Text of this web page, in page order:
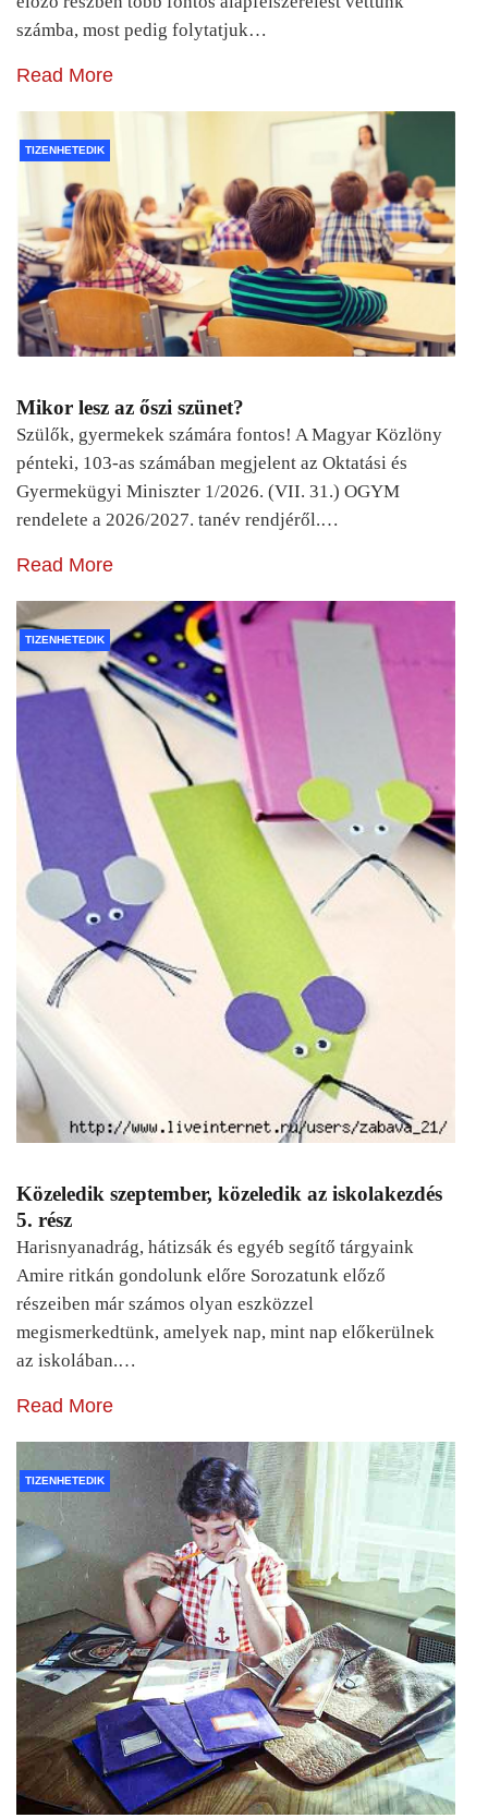
számba, most pedig folytatjuk…
Read More
TIZENHETEDIK
Mikor lesz az őszi szünet?
Szülők, gyermekek számára fontos! A Magyar Közlöny
pénteki, 103-as számában megjelent az Oktatási és
Gyermekügyi Miniszter 1/2026. (VII. 31.) OGYM
rendelete a 2026/2027. tanév rendjéről.…
Read More
TIZENHETEDIK
Közeledik szeptember, közeledik az iskolakezdés
5. rész
Harisnyanadrág, hátizsák és egyéb segítő tárgyaink
Amire ritkán gondolunk előre Sorozatunk előző
részeiben már számos olyan eszközzel
megismerkedtünk, amelyek nap, mint nap előkerülnek
az iskolában.…
Read More
TIZENHETEDIK